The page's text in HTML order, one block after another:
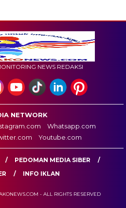
NEWS REDAKSI
NETWORK
Whatsapp.com
Youtube.com
PEDOMAN MEDIA SIBER
INFO IKLAN
- ALL RIGHTS RESERVED